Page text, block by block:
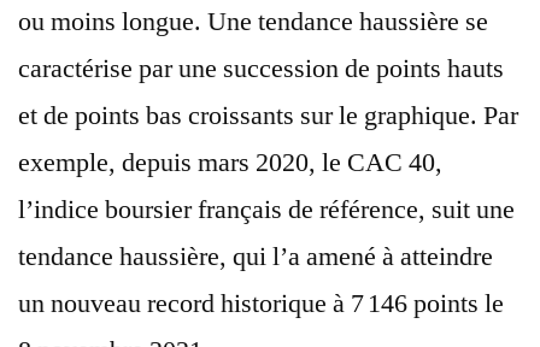
ou moins longue. Une tendance haussière se
caractérise par une succession de points hauts
et de points bas croissants sur le graphique. Par
exemple, depuis mars 2020, le CAC 40,
l’indice boursier français de référence, suit une
tendance haussière, qui l’a amené à atteindre
un nouveau record historique à 7 146 points le